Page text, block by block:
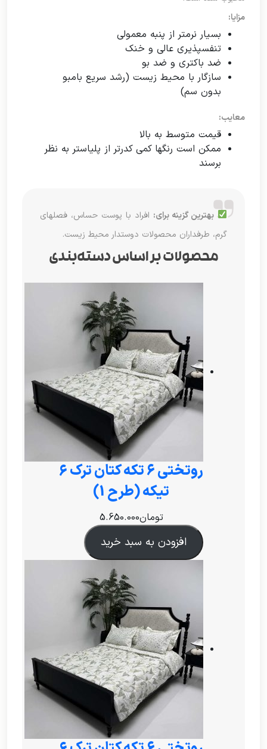
مزایا:
بسیار نرمتر از پنبه معمولی
تنفسپذیری عالی و خنک
ضد باکتری و ضد بو
سازگار با محیط زیست (رشد سریع بامبو
بدون سم)
معایب:
قیمت متوسط به بالا
ممکن است رنگها کمی کدرتر از پلیاستر به نظر
برسند
بهترین گزینه برای: افراد با پوست حساس، فصلهای
گرم، طرفداران محصولات دوستدار محیط زیست.
محصولات بر اساس دسته‌بندی
روتختی ۶ تکه کتان ترک 6
تیکه (طرح 1)
تومان5.650.000
افزودن به سبد خرید